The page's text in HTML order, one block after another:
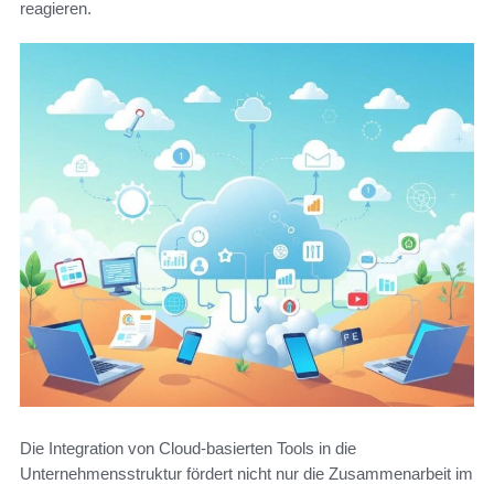
reagieren.
Die Integration von Cloud-basierten Tools in die
Unternehmensstruktur fördert nicht nur die Zusammenarbeit im